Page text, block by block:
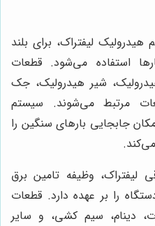
هیدرولیک لیفتراک، برای بلند
استفاده می‌شود. قطعات
شیر هیدرولیک، جک
مرتبط می‌شوند. سیستم
جابجایی بارهای سنگین را
لیفتراک، وظیفه تامین برق
را بر عهده دارد. قطعات
دینام، سیم کشی، و سایر